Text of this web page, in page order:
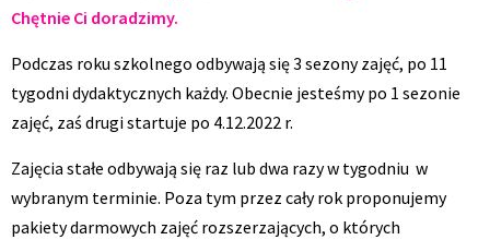
Chętnie Ci doradzimy.
Podczas roku szkolnego odbywają się 3 sezony zajęć, po 11
tygodni dydaktycznych każdy. Obecnie jesteśmy po 1 sezonie
zajęć, zaś drugi startuje po 4.12.2022 r.
Zajęcia stałe odbywają się raz lub dwa razy w tygodniu w
wybranym terminie. Poza tym przez cały rok proponujemy
pakiety darmowych zajęć rozszerzających, o których